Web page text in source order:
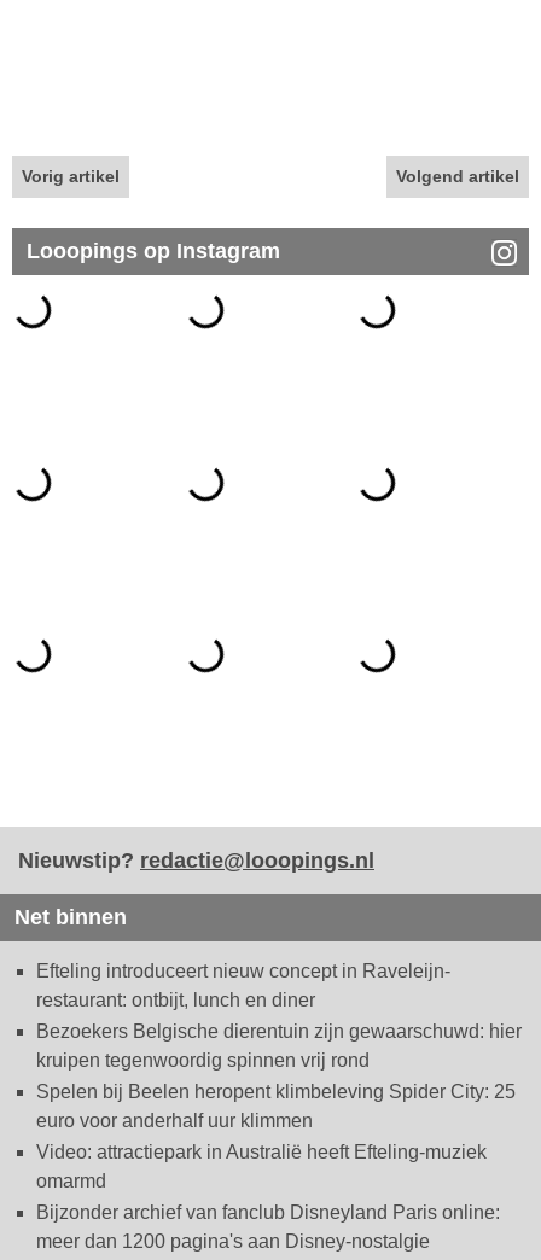
Vorig artikel Volgend artikel
Looopings op Instagram
Nieuwstip? redactie@looopings.nl
Net binnen
Efteling introduceert nieuw concept in Raveleijn-
restaurant: ontbijt, lunch en diner
Bezoekers Belgische dierentuin zijn gewaarschuwd: hier
kruipen tegenwoordig spinnen vrij rond
Spelen bij Beelen heropent klimbeleving Spider City: 25
euro voor anderhalf uur klimmen
Video: attractiepark in Australië heeft Efteling-muziek
omarmd
Bijzonder archief van fanclub Disneyland Paris online:
meer dan 1200 pagina's aan Disney-nostalgie